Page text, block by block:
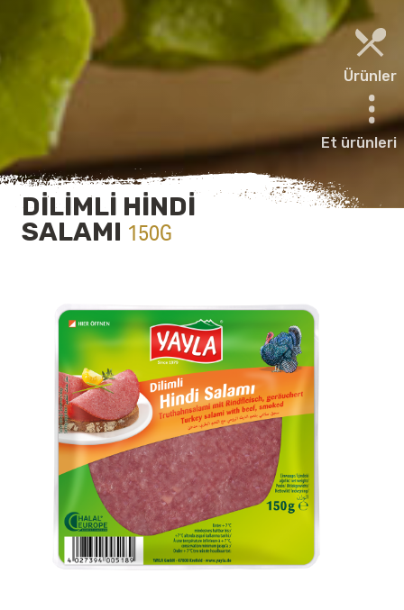
Ürünler
Et ürünleri
DİLİMLİ HİNDİ
SALAMI 150G